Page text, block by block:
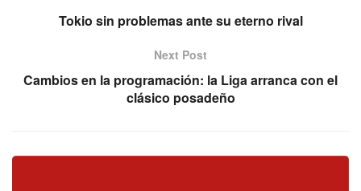
Tokio sin problemas ante su eterno rival
Next Post
Cambios en la programación: la Liga arranca con el
clásico posadeño